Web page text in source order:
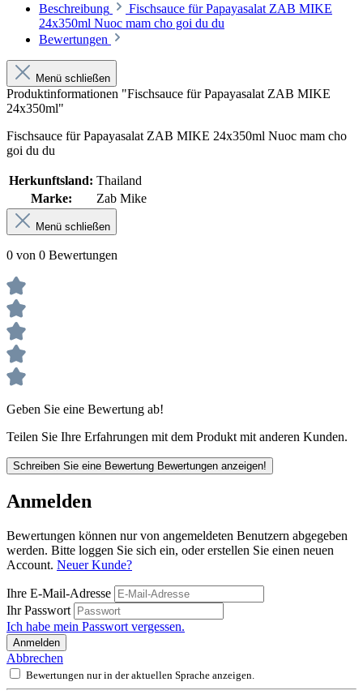
Beschreibung
Fischsauce für Papayasalat ZAB MIKE
24x350ml Nuoc mam cho goi du du
Bewertungen
Menü schließen
Produktinformationen "Fischsauce für Papayasalat ZAB MIKE
24x350ml"
Fischsauce für Papayasalat ZAB MIKE 24x350ml Nuoc mam cho
goi du du
Herkunftsland: Thailand
Marke:
Zab Mike
Menü schließen
0 von 0 Bewertungen
Geben Sie eine Bewertung ab!
Teilen Sie Ihre Erfahrungen mit dem Produkt mit anderen Kunden.
Schreiben Sie eine Bewertung Bewertungen anzeigen!
Anmelden
Bewertungen können nur von angemeldeten Benutzern abgegeben
werden. Bitte loggen Sie sich ein, oder erstellen Sie einen neuen
Account. Neuer Kunde?
Ihre E-Mail-Adresse
Ihr Passwort
Ich habe mein Passwort vergessen.
Anmelden
Abbrechen
Bewertungen nur in der aktuellen Sprache anzeigen.